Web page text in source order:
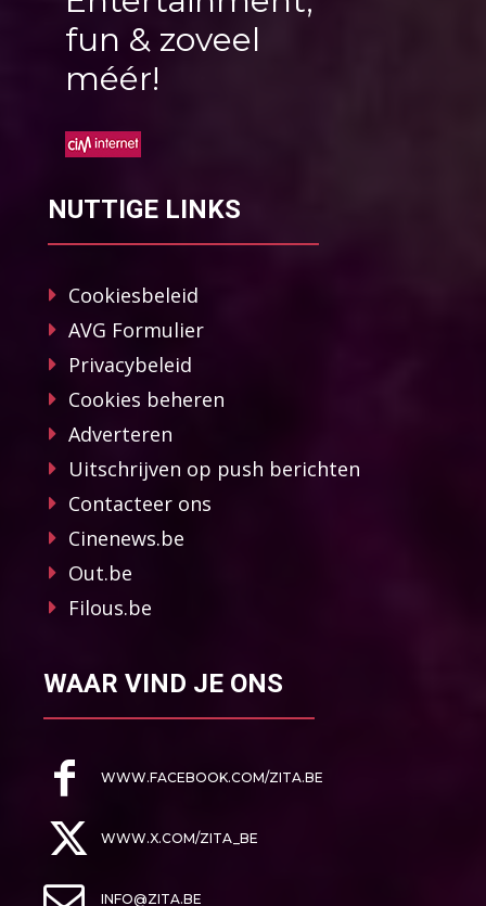
fun & zoveel
méér!
NUTTIGE LINKS
Cookiesbeleid
AVG Formulier
Privacybeleid
Cookies beheren
Adverteren
Uitschrijven op push berichten
Contacteer ons
Cinenews.be
Out.be
Filous.be
WAAR VIND JE ONS
WWW.FACEBOOK.COM/ZITA.BE
WWW.X.COM/ZITA_BE
INFO@ZITA.BE